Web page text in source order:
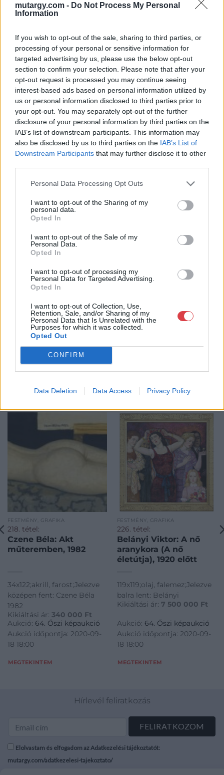
mutargy.com - Do Not Process My Personal
Information
If you wish to opt-out of the sale, sharing to third parties, or
processing of your personal or sensitive information for
targeted advertising by us, please use the below opt-out
section to confirm your selection. Please note that after your
opt-out request is processed you may continue seeing
interest-based ads based on personal information utilized by
us or personal information disclosed to third parties prior to
your opt-out. You may separately opt-out of the further
disclosure of your personal information by third parties on the
IAB’s list of downstream participants. This information may
also be disclosed by us to third parties on the IAB’s List of
Downstream Participants that may further disclose it to other
Personal Data Processing Opt Outs
I want to opt-out of the Sharing of my
personal data.
Opted In
I want to opt-out of the Sale of my
Personal Data.
Opted In
I want to opt-out of processing my
Personal Data for Targeted Advertising.
Opted In
I want to opt-out of Collection, Use,
Retention, Sale, and/or Sharing of my
Personal Data that Is Unrelated with the
Purposes for which it was collected.
Opted Out
CONFIRM
Data Deletion Data Access Privacy Policy
Aukció helye: Hotel Marriott Budapest
Eladó adatai
Eladó:Kieselbach Galéria
Cím: Kolozsváry Gyöngyvér
Kieselbach Galéria Ker. Kft
1055 Budapest, Szent István krt.
Telefon: +36 1 269 3148 +36 1 269
2219
Weboldal:
http://www.kieselbach.hu
Bemutatkozás: A Galéria profilja a 19. és 20. századi modern
foglalkozik nemzetközi művészettel, fotográfiával és kortárs
képzőművészettel is. Eddigi negyven aukcióján tízezernél több
tételt árverezett el, és sok ezer kép szerepelt a Galéria
kiállításain. Kieselbach Tamás művészettörténész, a Galéria
tulajdonosa több mint 30 éves szakmai tapasztalattal
rendelkezik. Elkötelezetten dolgozik a magyar festészet hazai
történetét újraíró albumaival alapvetően változtatta meg a
magyar vizuális művészetről addig kialakult képet.
GALÉRIA TOVÁBBI MŰTÁRGYAI
KAPCSOLÓDÓ MŰTÁRGYAK
FESTMÉNY, GRAFIKA
218. tétel:
Czene Béla: Akt
műteremben, 1982
34x122;akrill, farost;Jelezve
középen fent: Czene Béla
1982
Kikiáltási ár: 340 000 Ft
Aukció: 64. Őszi képaukció
Aukció időpontja: 2020-09-
18 18:00
MEGTEKINTEM
FESTMÉNY, GRAFIKA
226. tétel:
Belányi Viktor: A nő
aranykora (A nő
életútja), 1920 előtt
119x119;olaj, falemez;Jelezve
balra lent: Belányi
Kikiáltási ár: 7 500 000 Ft
Aukció: 64. Őszi képaukció
Aukció időpontja: 2020-09-
18 18:00
MEGTEKINTEM
Hírlevél feliratkozás
Elolvastam és elfogadom az Adatkezelési tájékoztatót:
mutargy.com/adatkezelesi-tajekoztato/